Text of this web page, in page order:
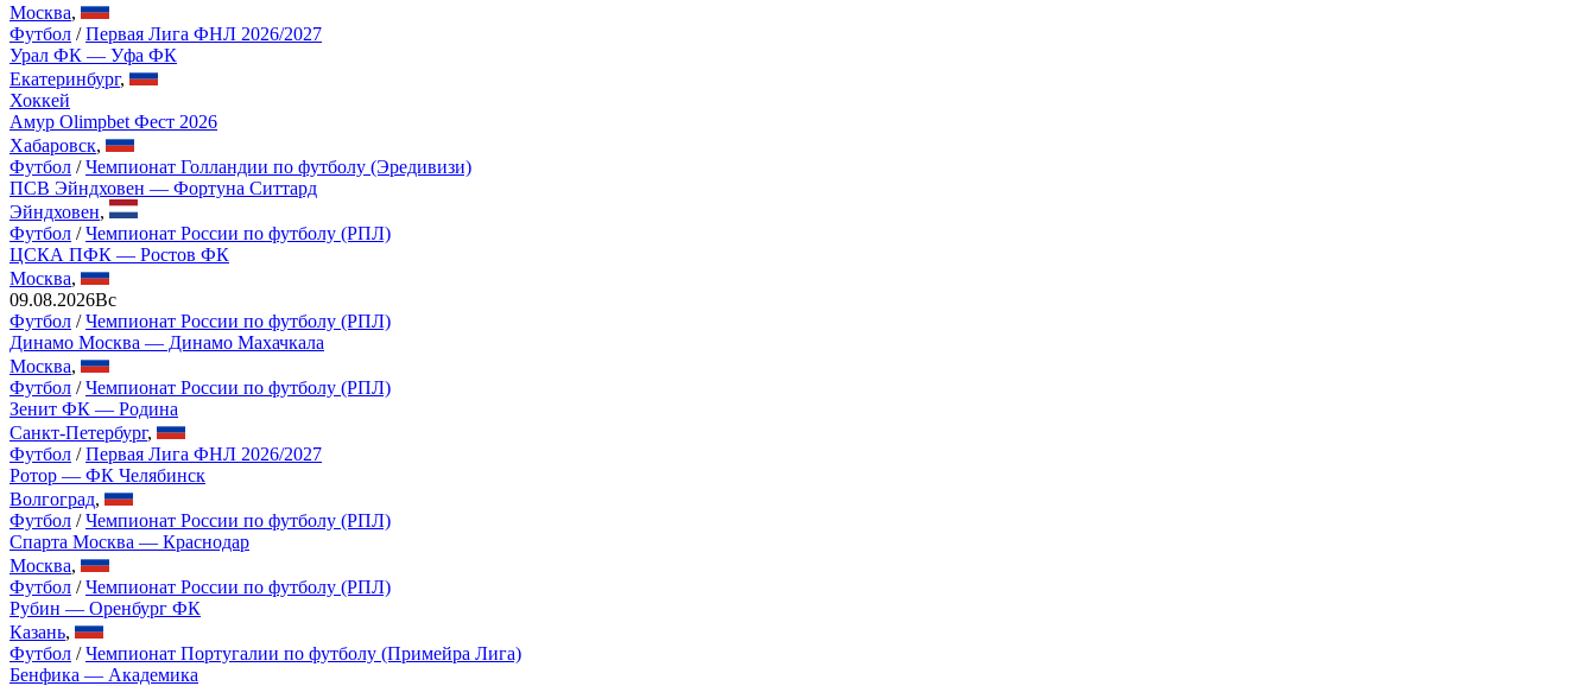
Москва,
Футбол /Первая Лига ФНЛ 2026/2027
Урал ФК — Уфа ФК
Екатеринбург,
Хоккей
Амур Olimpbet Фест 2026
Хабаровск,
Футбол /Чемпионат Голландии по футболу (Эредивизи)
ПСВ Эйндховен — Фортуна Ситтард
Эйндховен,
Футбол /Чемпионат России по футболу (РПЛ)
ЦСКА ПФК — Ростов ФК
Москва,
09.08.2026Вс
Футбол /Чемпионат России по футболу (РПЛ)
Динамо Москва — Динамо Махачкала
Москва,
Футбол /Чемпионат России по футболу (РПЛ)
Зенит ФК — Родина
Санкт-Петербург,
Футбол /Первая Лига ФНЛ 2026/2027
Ротор — ФК Челябинск
Волгоград,
Футбол /Чемпионат России по футболу (РПЛ)
Спарта Москва — Краснодар
Москва,
Футбол /Чемпионат России по футболу (РПЛ)
Рубин — Оренбург ФК
Казань,
Футбол /Чемпионат Португалии по футболу (Примейра Лига)
Бенфика — Академика